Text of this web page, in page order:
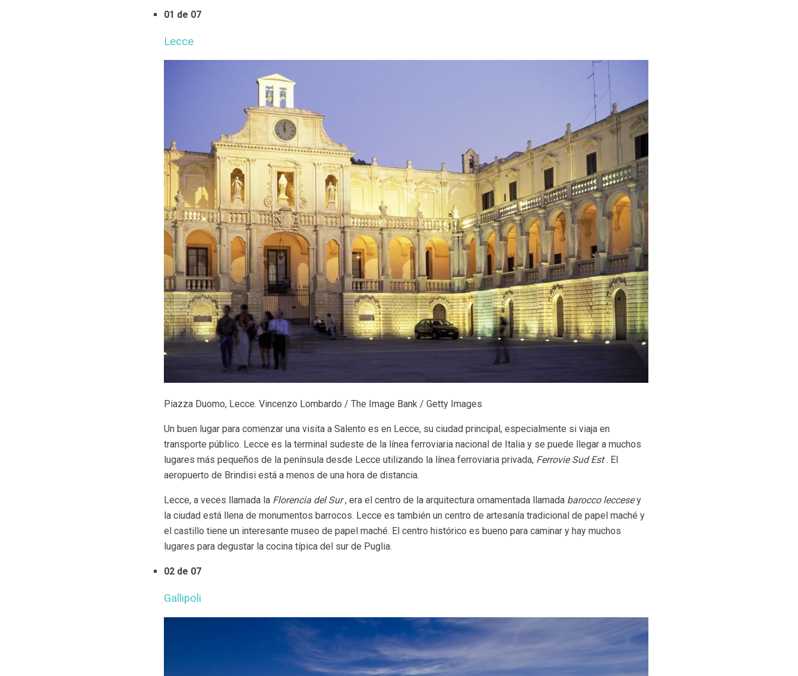
01 de 07
Lecce
Piazza Duomo, Lecce. Vincenzo Lombardo / The Image Bank / Getty Images
Un buen lugar para comenzar una visita a Salento es en Lecce, su ciudad principal, especialmente si viaja en
transporte público. Lecce es la terminal sudeste de la línea ferroviaria nacional de Italia y se puede llegar a muchos
lugares más pequeños de la península desde Lecce utilizando la línea ferroviaria privada, Ferrovie Sud Est. El
aeropuerto de Brindisi está a menos de una hora de distancia.
Lecce, a veces llamada la Florencia del Sur, era el centro de la arquitectura ornamentada llamada barocco leccesey
la ciudad está llena de monumentos barrocos. Lecce es también un centro de artesanía tradicional de papel maché y
el castillo tiene un interesante museo de papel maché. El centro histórico es bueno para caminar y hay muchos
lugares para degustar la cocina típica del sur de Puglia.
02 de 07
Gallipoli